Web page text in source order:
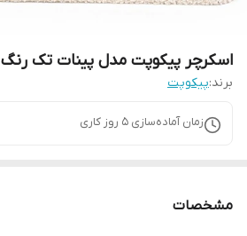
اسکرچر پیکوپت مدل پینات تک رنگ
برند:پیکوپت
زمان آماده‌سازی 5 روز کاری
مشخصات